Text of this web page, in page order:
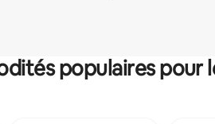
populaires pour